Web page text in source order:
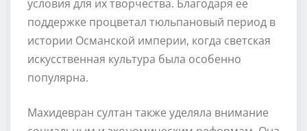
условия для их творчества. Благодаря ее
поддержке процветал тюльпановый период в
истории Османской империи, когда светская
искусственная культура была особенно
популярна.
Махидевран султан также уделяла внимание